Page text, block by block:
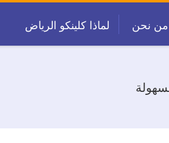
من نحن لماذا كلينكو الرياض